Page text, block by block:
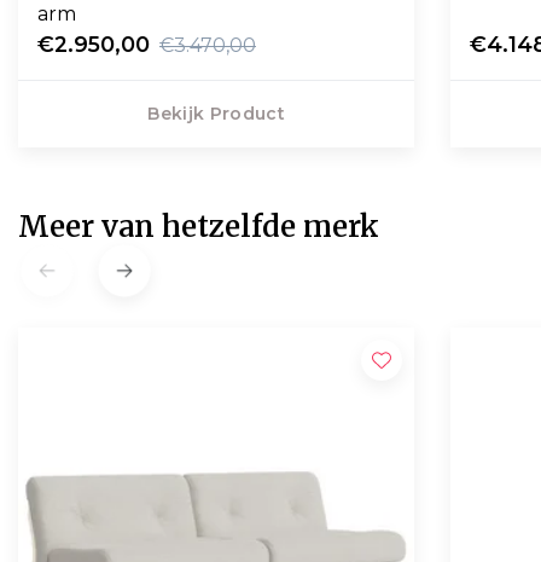
arm
€2.950,00 €3.470,00
Bekijk Product
Meer van hetzelfde merk